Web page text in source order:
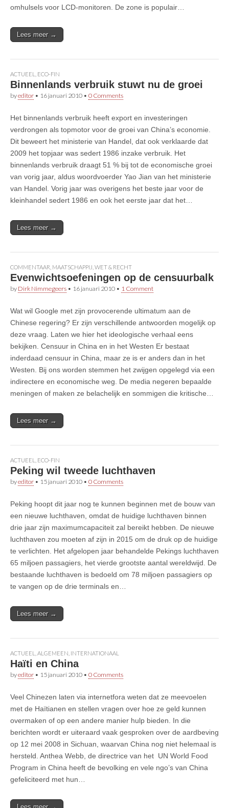
omhulsels voor LCD-monitoren. De zone is populair…
Lees meer →
ACTUEEL ECO-FIN
Binnenlands verbruik stuwt nu de groei
byeditor • 16 januari 2010 • 0 Comments
Het binnenlands verbruik heeft export en investeringen
verdrongen als topmotor voor de groei van China’s economie.
Dit beweert het ministerie van Handel, dat ook verklaarde dat
2009 het topjaar was sedert 1986 inzake verbruik. Het
binnenlands verbruik draagt 51 % bij tot de economische groei
van vorig jaar, aldus woordvoerder Yao Jian van het ministerie
van Handel. Vorig jaar was overigens het beste jaar voor de
kleinhandel sedert 1986 en ook het eerste jaar dat het…
Lees meer →
COMMENTAAR MAATSCHAPPIJ WET & RECHT
Evenwichtsoefeningen op de censuurbalk
by Dirk Nimmegeers • 16 januari 2010 • 1 Comment
Wat wil Google met zijn provocerende ultimatum aan de
Chinese regering? Er zijn verschillende antwoorden mogelijk op
deze vraag. Laten we hier het ideologische verhaal eens
bekijken. Censuur in China en in het Westen Er bestaat
inderdaad censuur in China, maar ze is er anders dan in het
Westen. Bij ons worden stemmen het zwijgen opgelegd via een
indirectere en economische weg. De media negeren bepaalde
meningen of maken ze belachelijk en sommigen die kritische…
Lees meer →
ACTUEEL ECO-FIN
Peking wil tweede luchthaven
byeditor • 15 januari 2010 • 0 Comments
Peking hoopt dit jaar nog te kunnen beginnen met de bouw van
een nieuwe luchthaven, omdat de huidige luchthaven binnen
drie jaar zijn maximumcapaciteit zal bereikt hebben. De nieuwe
luchthaven zou moeten af zijn in 2015 om de druk op de huidige
te verlichten. Het afgelopen jaar behandelde Pekings luchthaven
65 miljoen passagiers, het vierde grootste aantal wereldwijd. De
bestaande luchthaven is bedoeld om 78 miljoen passagiers op
te vangen op de drie terminals en…
Lees meer →
ACTUEEL ALGEMEEN INTERNATIONAAL
Haïti en China
byeditor • 15 januari 2010 • 0 Comments
Veel Chinezen laten via internetfora weten dat ze meevoelen
met de Haïtianen en stellen vragen over hoe ze geld kunnen
overmaken of op een andere manier hulp bieden. In die
berichten wordt er uiteraard vaak gesproken over de aardbeving
op 12 mei 2008 in Sichuan, waarvan China nog niet helemaal is
hersteld. Anthea Webb, de directrice van het UN World Food
Program in China heeft de bevolking en vele ngo’s van China
gefeliciteerd met hun…